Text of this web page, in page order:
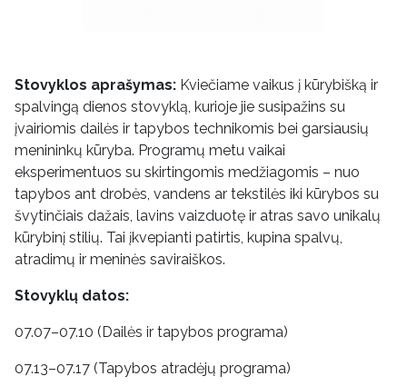
Stovyklos aprašymas: Kviečiame vaikus į kūrybišką ir
spalvingą dienos stovyklą, kurioje jie susipažins su
įvairiomis dailės ir tapybos technikomis bei garsiausių
menininkų kūryba. Programų metu vaikai
eksperimentuos su skirtingomis medžiagomis – nuo
tapybos ant drobės, vandens ar tekstilės iki kūrybos su
švytinčiais dažais, lavins vaizduotę ir atras savo unikalų
kūrybinį stilių. Tai įkvepianti patirtis, kupina spalvų,
atradimų ir meninės saviraiškos.
Stovyklų datos:
07.07–07.10 (Dailės ir tapybos programa)
07.13–07.17 (Tapybos atradėjų programa)